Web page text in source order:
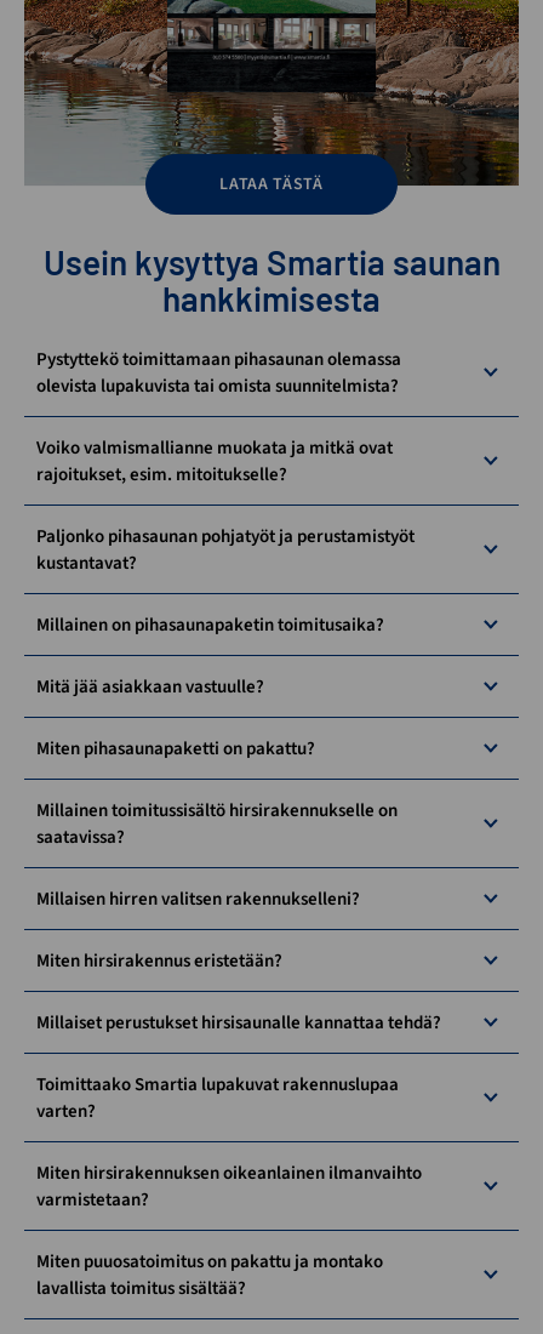
LATAA TÄSTÄ
Usein kysyttya Smartia saunan
hankkimisesta
Pystyttekö toimittamaan pihasaunan olemassa
olevista lupakuvista tai omista suunnitelmista?
Voiko valmismallianne muokata ja mitkä ovat
rajoitukset, esim. mitoitukselle?
Paljonko pihasaunan pohjatyöt ja perustamistyöt
kustantavat?
Millainen on pihasaunapaketin toimitusaika?
Mitä jää asiakkaan vastuulle?
Miten pihasaunapaketti on pakattu?
Millainen toimitussisältö hirsirakennukselle on
saatavissa?
Millaisen hirren valitsen rakennukselleni?
Miten hirsirakennus eristetään?
Millaiset perustukset hirsisaunalle kannattaa tehdä?
Toimittaako Smartia lupakuvat rakennuslupaa
varten?
Miten hirsirakennuksen oikeanlainen ilmanvaihto
varmistetaan?
Miten puuosatoimitus on pakattu ja montako
lavallista toimitus sisältää?